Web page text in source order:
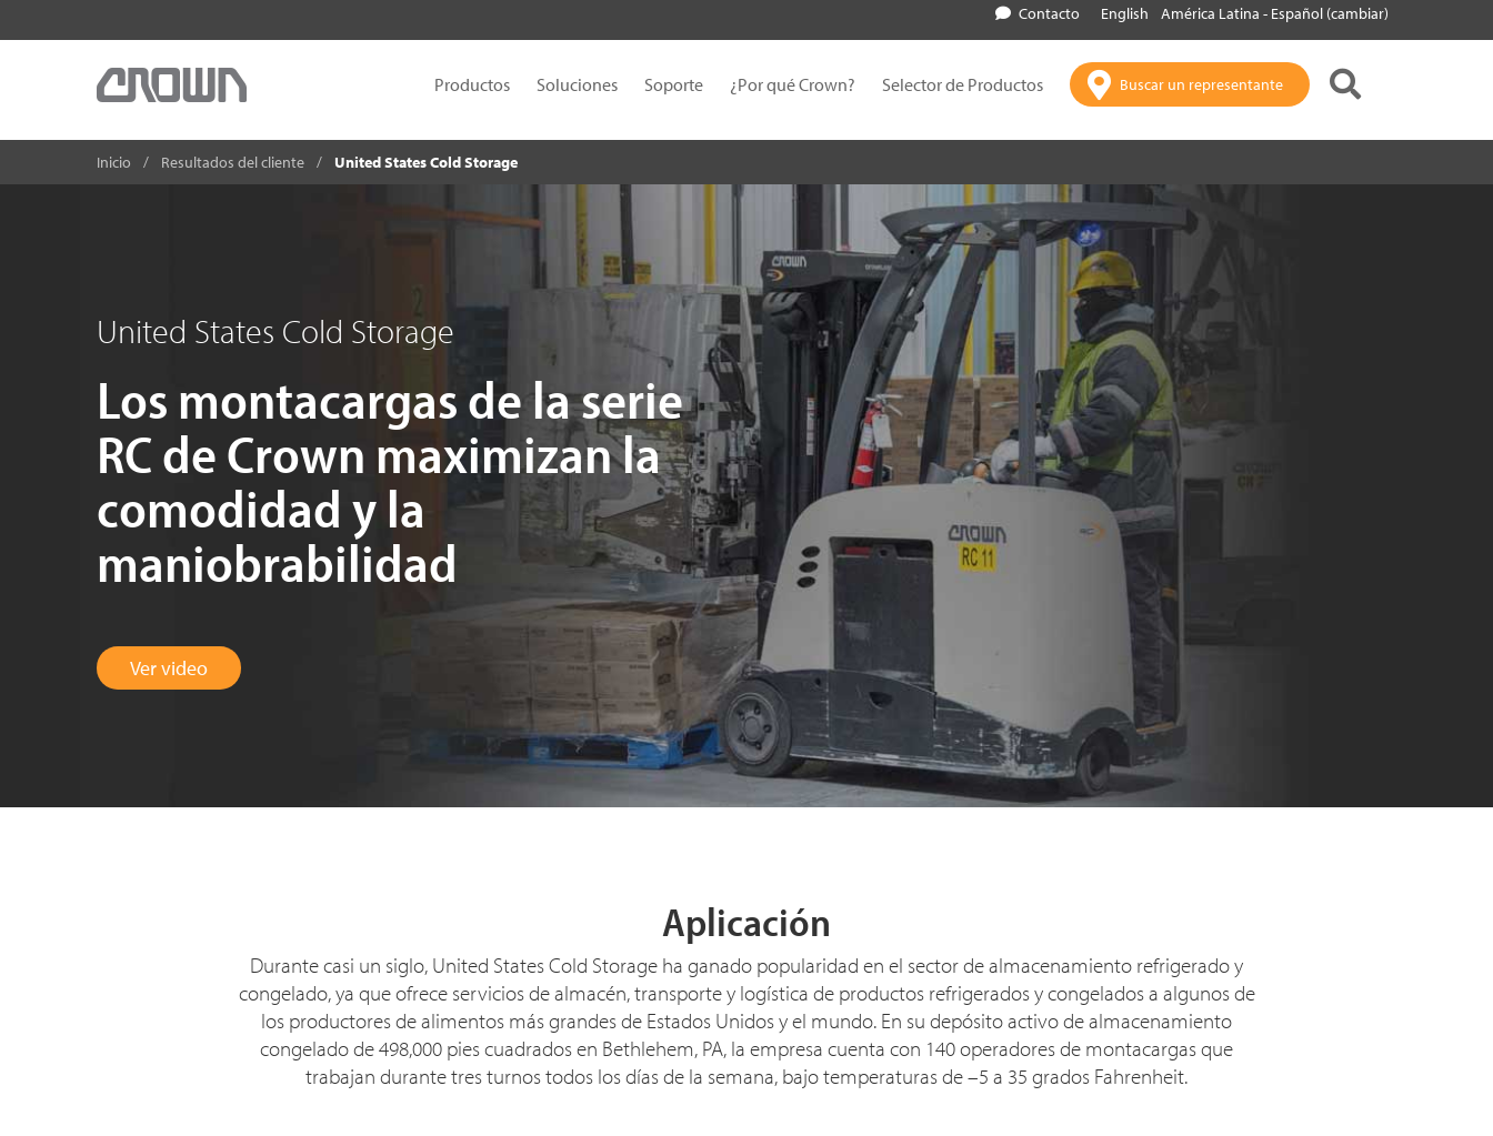
Contacto English América Latina - Español (cambiar)
Productos Soluciones Soporte ¿Por qué Crown? Selector de Productos Buscar un representante
Inicio Resultados del cliente United States Cold Storage
United States Cold Storage
Los montacargas de la serie
RC de Crown maximizan la
comodidad y la
maniobrabilidad
Ver video
Aplicación
Durante casi un siglo, United States Cold Storage ha ganado popularidad en el sector de almacenamiento refrigerado y
congelado, ya que ofrece servicios de almacén, transporte y logística de productos refrigerados y congelados a algunos de
los productores de alimentos más grandes de Estados Unidos y el mundo. En su depósito activo de almacenamiento
congelado de 498,000 pies cuadrados en Bethlehem, PA, la empresa cuenta con 140 operadores de montacargas que
trabajan durante tres turnos todos los días de la semana, bajo temperaturas de –5 a 35 grados Fahrenheit.